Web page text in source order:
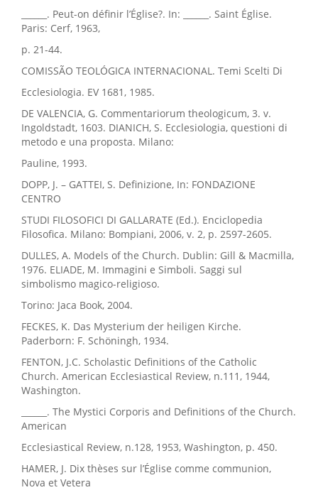
______. Peut-on définir l’Église?. In: ______. Saint Église.
Paris: Cerf, 1963,
p. 21-44.
COMISSÃO TEOLÓGICA INTERNACIONAL. Temi Scelti Di
Ecclesiologia. EV 1681, 1985.
DE VALENCIA, G. Commentariorum theologicum, 3. v.
Ingoldstadt, 1603. DIANICH, S. Ecclesiologia, questioni di
metodo e una proposta. Milano:
Pauline, 1993.
DOPP, J. – GATTEI, S. Definizione, In: FONDAZIONE
CENTRO
STUDI FILOSOFICI DI GALLARATE (Ed.). Enciclopedia
Filosofica. Milano: Bompiani, 2006, v. 2, p. 2597-2605.
DULLES, A. Models of the Church. Dublin: Gill & Macmilla,
1976. ELIADE, M. Immagini e Simboli. Saggi sul
simbolismo magico-religioso.
Torino: Jaca Book, 2004.
FECKES, K. Das Mysterium der heiligen Kirche.
Paderborn: F. Schöningh, 1934.
FENTON, J.C. Scholastic Definitions of the Catholic
Church. American Ecclesiastical Review, n.111, 1944,
Washington.
______. The Mystici Corporis and Definitions of the Church.
American
Ecclesiastical Review, n.128, 1953, Washington, p. 450.
HAMER, J. Dix thèses sur l’Église comme communion,
Nova et Vetera